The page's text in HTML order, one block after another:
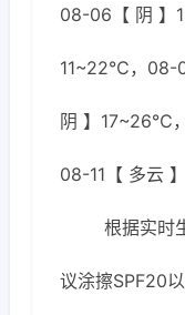
08-06【 阴 】
11~22℃，08-
阴 】17~26℃
08-11【 多云
根据实时
议涂擦SPF20